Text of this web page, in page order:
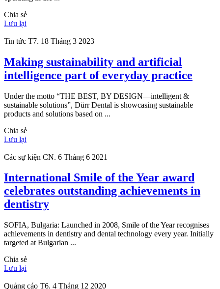
Chia sẻ
Lưu lại
Tin tức T7. 18 Tháng 3 2023
Making sustainability and artificial
intelligence part of everyday practice
Under the motto “THE BEST, BY DESIGN—intelligent &
sustainable solutions”, Dürr Dental is showcasing sustainable
products and solutions based on ...
Chia sẻ
Lưu lại
Các sự kiện CN. 6 Tháng 6 2021
International Smile of the Year award
celebrates outstanding achievements in
dentistry
SOFIA, Bulgaria: Launched in 2008, Smile of the Year recognises
achievements in dentistry and dental technology every year. Initially
targeted at Bulgarian ...
Chia sẻ
Lưu lại
Quảng cáo T6. 4 Tháng 12 2020